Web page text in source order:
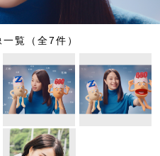
覧（全7件）